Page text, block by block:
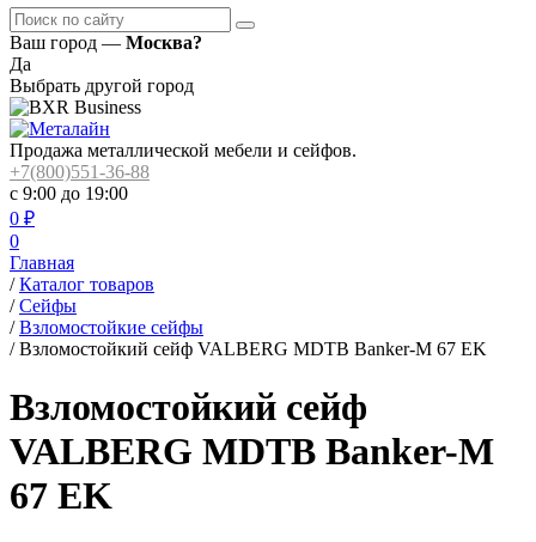
Ваш город — Москва?
Да
Выбрать другой город
Продажа металлической мебели и сейфов.
+7(800)551-36-88
с 9:00 до 19:00
0 ₽
0
Главная
/ Каталог товаров
/ Сейфы
/ Взломостойкие сейфы
/ Взломостойкий сейф VALBERG MDTB Banker-M 67 EK
Взломостойкий сейф
VALBERG MDTB Banker-M
67 EK